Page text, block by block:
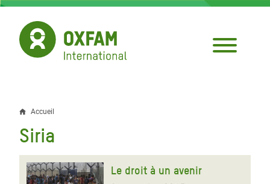
Aller
contenu
principal
Fil
d'Ariane
Accueil
Siria
Le droit à un avenir